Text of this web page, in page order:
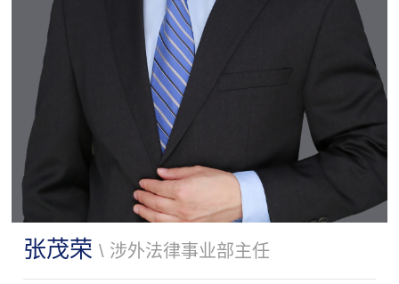
张茂荣\ 涉外法律事业部主任